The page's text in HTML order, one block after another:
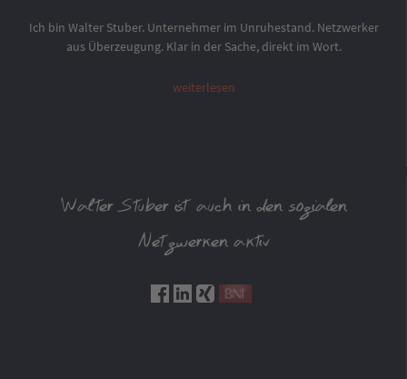
Ich bin Walter Stuber. Unternehmer im Unruhestand. Netzwerker
aus Überzeugung. Klar in der Sache, direkt im Wort.
weiterlesen
Walter Stuber ist auch in den sozialen
Netzwerken aktiv